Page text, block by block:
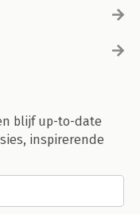
blijf up-to-date
inspirerende